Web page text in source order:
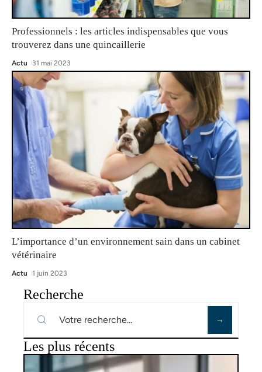
Professionnels : les articles indispensables que vous
trouverez dans une quincaillerie
Actu 31 mai 2023
L’importance d’un environnement sain dans un cabinet
vétérinaire
Actu 1 juin 2023
Recherche
Les plus récents